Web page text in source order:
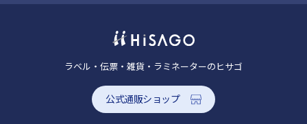
ラベル・伝票・雑貨・ラミネーターのヒサゴ
公式通販ショップ